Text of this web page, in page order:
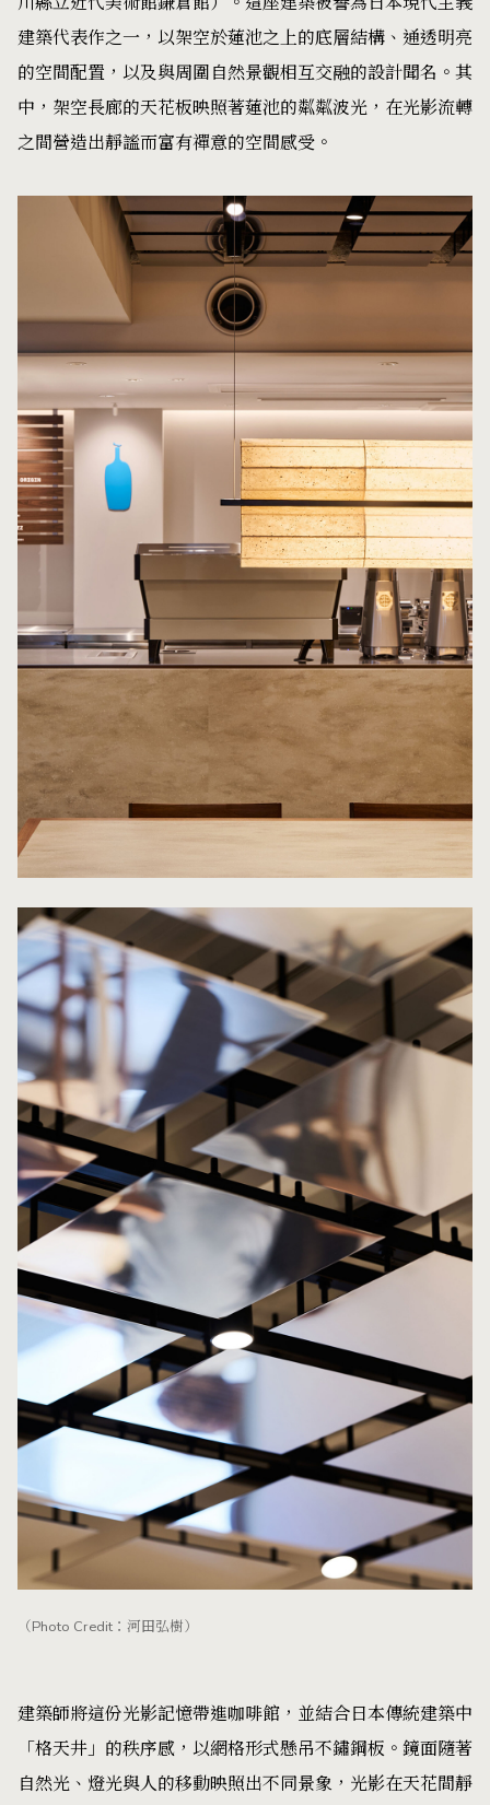
建築代表作之一，以架空於蓮池之上的底層結構、通透明亮
的空間配置，以及與周圍自然景觀相互交融的設計聞名。其
中，架空長廊的天花板映照著蓮池的粼粼波光，在光影流轉
之間營造出靜謐而富有禪意的空間感受。
（Photo Credit：河田弘樹）
建築師將這份光影記憶帶進咖啡館，並結合日本傳統建築中
「格天井」的秩序感，以網格形式懸吊不鏽鋼板。鏡面隨著
自然光、燈光與人的移動映照出不同景象，光影在天花間靜